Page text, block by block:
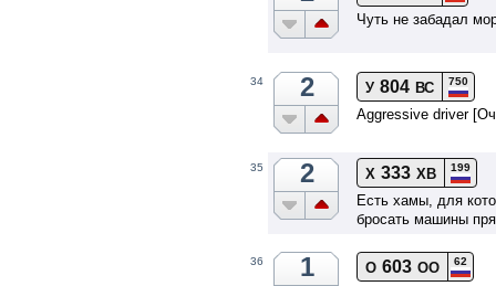
Чуть не забадал
34 2 У 804 ВС 750
Aggressive driver
35 2 Х 333 ХВ 199
Есть хамы, для
бросать машины
36 1 О 603 ОО 62